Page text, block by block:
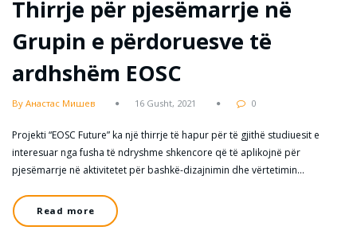
Thirrje për pjesëmarrje në
Grupin e përdoruesve të
ardhshëm EOSC
By Анастас Мишев 16 Gusht, 2021 0
Projekti “EOSC Future” ka një thirrje të hapur për të gjithë studiuesit e
interesuar nga fusha të ndryshme shkencore që të aplikojnë për
pjesëmarrje në aktivitetet për bashkë-dizajnimin dhe vërtetimin…
Read more